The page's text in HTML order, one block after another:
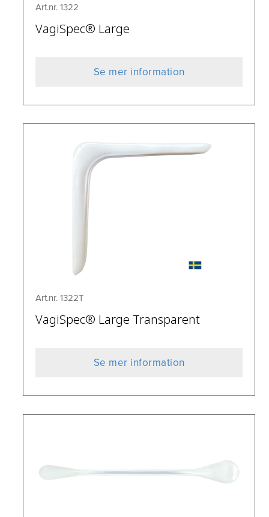
Art.nr. 1322
VagiSpec® Large
Se mer information
Art.nr. 1322T
VagiSpec® Large Transparent
Se mer information